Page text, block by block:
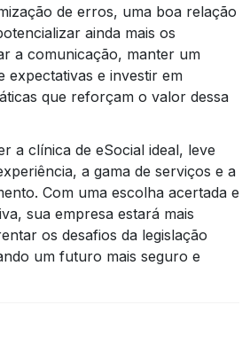
de erros, uma boa relação
ainda mais os
a comunicação, manter um
expectativas e investir em
que reforçam o valor dessa
a clínica de eSocial ideal, leve
a gama de serviços e a
Com uma escolha acertada e
sua empresa estará mais
os desafios da legislação
um futuro mais seguro e